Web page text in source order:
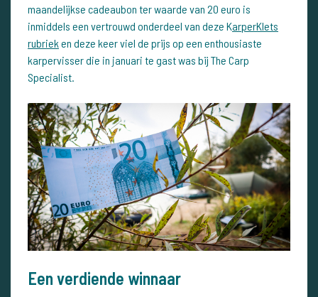
maandelijkse cadeaubon ter waarde van 20 euro is
inmiddels een vertrouwd onderdeel van deze KarperKlets
rubriek en deze keer viel de prijs op een enthousiaste
karpervisser die in januari te gast was bij The Carp
Specialist.
Een verdiende winnaar